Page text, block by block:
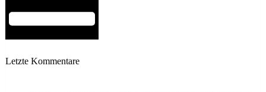
Letzte Kommentare